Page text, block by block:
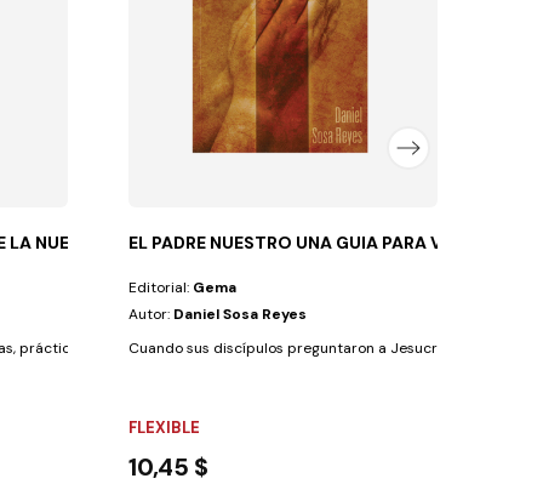
NUEVA ERA
prácticas y creencias que se han...
EL PADRE NUESTRO UNA GUIA PARA VIVIR
Editorial: Gema
Autor: Daniel Sosa Reyes
Cuando sus discípulos preguntaron a Jesucristo cuál era
FLEXIBLE
10,45 $